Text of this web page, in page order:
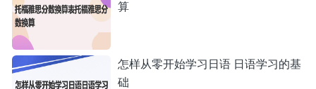
算
怎样从零开始学习日语 日语学习的基
础